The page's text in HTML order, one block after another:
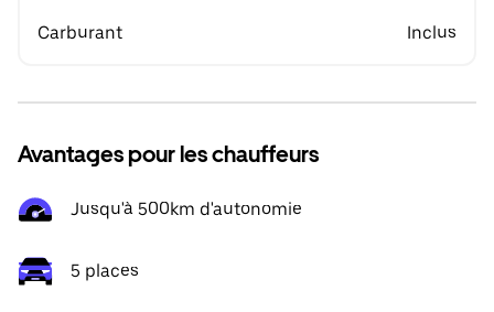
Carburant Inclus
Avantages pour les chauffeurs
Jusqu'à 500km d'autonomie
5 places